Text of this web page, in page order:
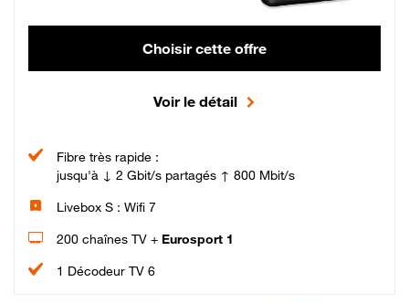
Choisir cette offre
Voir le détail
Fibre très rapide :
jusqu'à ↓ 2 Gbit/s partagés ↑ 800 Mbit/s
Livebox S : Wifi 7
200 chaînes TV + Eurosport 1
1 Décodeur TV 6